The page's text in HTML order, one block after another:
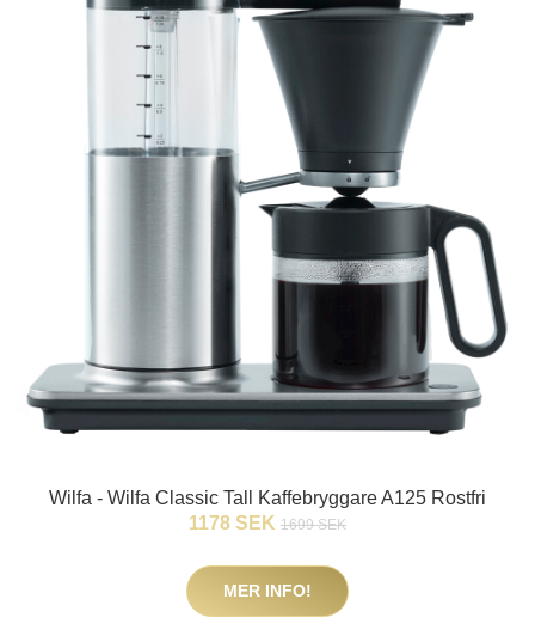
Wilfa - Wilfa Classic Tall Kaffebryggare A125 Rostfri
1178 SEK 1699 SEK
MER INFO!